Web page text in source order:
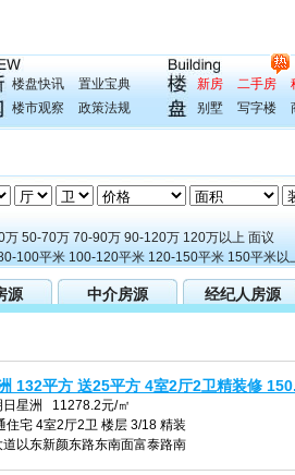
楼盘快讯
置业宝典
楼市观察
政策法规
新房 二手房
别墅
写字楼
万 50-70万 70-90万 90-120万 120万以上 面议
100平米 100-120平米 120-150平米 150平米以
源 中介房源 经纪人房源
132平方 送25平方 4室2厅2卫精装修
日星洲 11278.2元/㎡
住宅 4室2厅2卫 楼层 3/18 精装
道以东新颜东路东南面富泰路南